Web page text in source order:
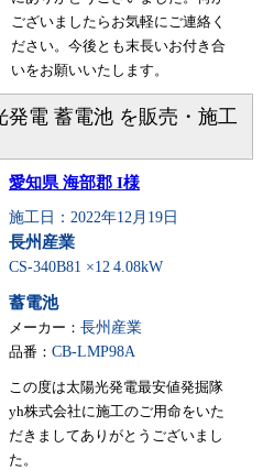
ございましたらお気軽にご連絡く
ださい。今後とも末長いお付き合
いをお願いいたします。
発電 蓄電池 を販売・施工
愛知県 海部郡 I様
施工日：2022年12月19日
長州産業
CS-340B81 ×12 4.08kW
蓄電池
メーカー： 長州産業
品番： CB-LMP98A
この度は太陽光発電最安値発掘隊
yh株式会社に施工のご用命をいた
だきましてありがとうございまし
た。